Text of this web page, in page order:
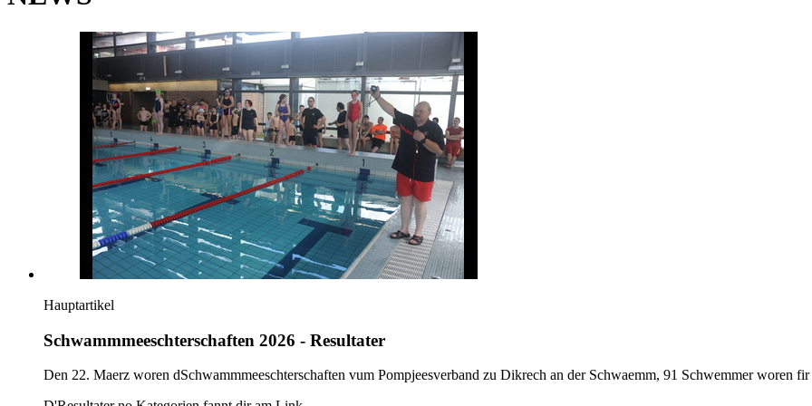
Hauptartikel
Schwammmeeschterschaften 2026 - Resultater
Den 22. Maerz woren dSchwammmeeschterschaften vum Pompjeesverband zu Dikrech an der Schwaemm, 91 Schwemmer woren